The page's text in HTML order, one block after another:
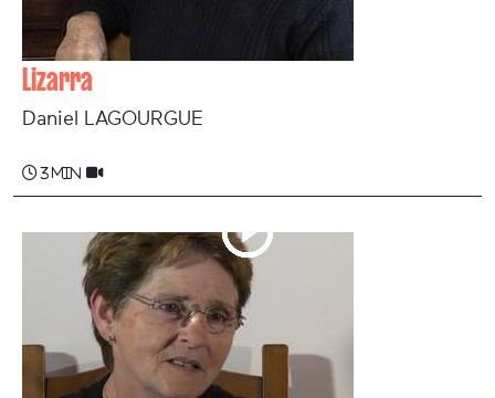
Lizarra
Daniel LAGOURGUE
3 min